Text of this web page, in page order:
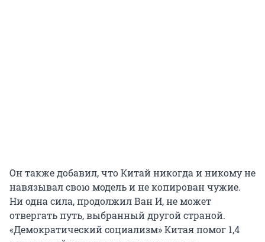
Он также добавил, что Китай никогда и никому не
навязывал свою модель и не копирован чужие.
Ни одна сила, продолжил Ван И, не может
отвергать путь, выбранный другой страной.
«Демократический социализм» Китая помог 1,4